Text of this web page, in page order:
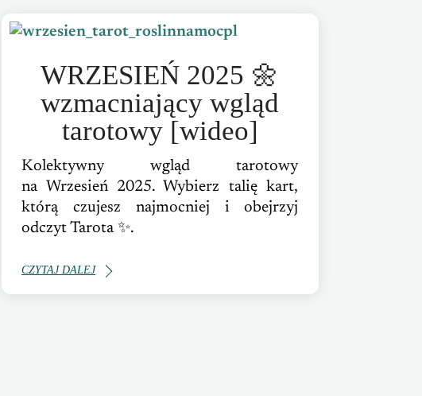
WRZESIEŃ 2025 🌼
wzmacniający wgląd
tarotowy [wideo]
Kolektywny wgląd tarotowy
na Wrzesień 2025. Wybierz talię kart,
którą czujesz najmocniej i obejrzyj
odczyt Tarota ✨.
CZYTAJ DALEJ